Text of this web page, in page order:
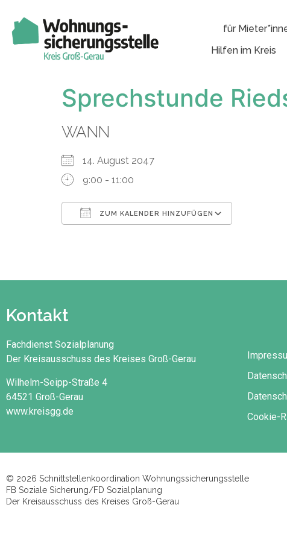
für
Hilfen im Kreis
Sprechstunde
WANN
14. August 2047
9:00 - 11:00
ZUM KALENDER HINZUFÜGEN
Kontakt
Fachdienst Sozialplanung
Der Kreisausschuss des Kreises Groß-Gerau
Wilhelm-Seipp-Straße 4
64521 Groß-Gerau
www.kreisgg.de
Cookie-
© 2026 Schnittstellenkoordination Wohnungssicherungsstelle
FB Soziale Sicherung/FD Sozialplanung
Der Kreisausschuss des Kreises Groß-Gerau